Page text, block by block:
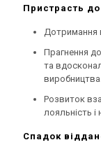
Пристрасть до
Дотримання
Прагнення
та
Розвиток
лояльність і
Спадок